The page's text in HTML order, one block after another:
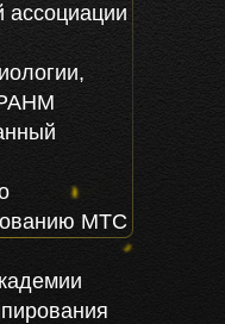
ассоциации
МТС